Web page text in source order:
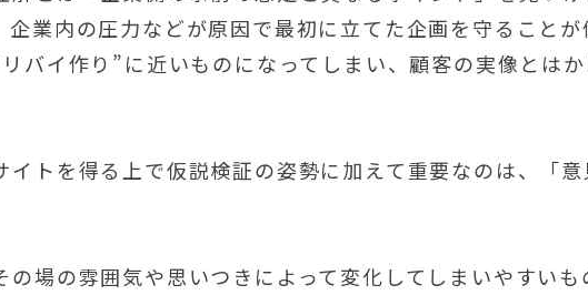
企業内の圧力などが原因で最初に立てた企画を守ること
バイ作り”に近いものになってしまい、顧客の実像とは
イトを得る上で仮説検証の姿勢に加えて重要なのは、「
の場の雰囲気や思いつきによって変化してしまいやすい